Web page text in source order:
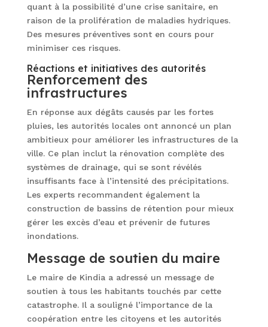
quant à la possibilité d’une crise sanitaire, en
raison de la prolifération de maladies hydriques.
Des mesures préventives sont en cours pour
minimiser ces risques.
Réactions et initiatives des autorités
Renforcement des
infrastructures
En réponse aux dégâts causés par les fortes
pluies, les autorités locales ont annoncé un plan
ambitieux pour améliorer les infrastructures de la
ville. Ce plan inclut la rénovation complète des
systèmes de drainage, qui se sont révélés
insuffisants face à l’intensité des précipitations.
Les experts recommandent également la
construction de bassins de rétention pour mieux
gérer les excès d’eau et prévenir de futures
inondations.
Message de soutien du maire
Le maire de Kindia a adressé un message de
soutien à tous les habitants touchés par cette
catastrophe. Il a souligné l’importance de la
coopération entre les citoyens et les autorités